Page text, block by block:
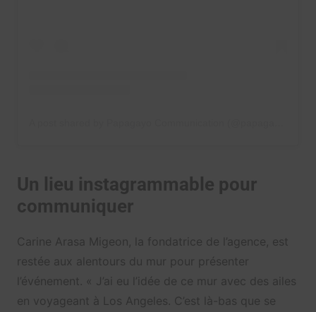
Un lieu instagrammable pour
communiquer
Carine Arasa Migeon, la fondatrice de l’agence, est
restée aux alentours du mur pour présenter
l’événement. « J’ai eu l’idée de ce mur avec des ailes
en voyageant à Los Angeles. C’est là-bas que se